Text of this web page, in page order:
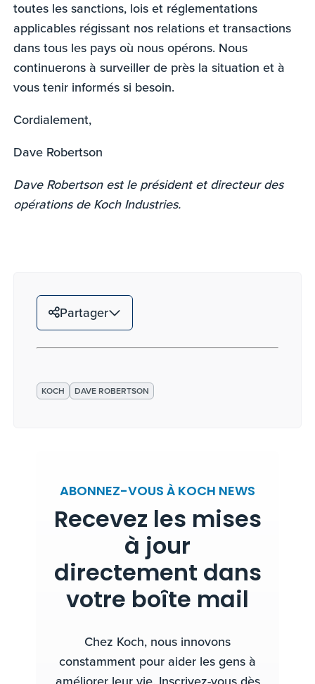
toutes les sanctions, lois et réglementations
applicables régissant nos relations et transactions
dans tous les pays où nous opérons. Nous
continuerons à surveiller de près la situation et à
vous tenir informés si besoin.
Cordialement,
Dave Robertson
Dave Robertson est le président et directeur des
opérations de Koch Industries.
Partager
KOCH DAVE ROBERTSON
ABONNEZ-VOUS À KOCH NEWS
Recevez les mises
à jour
directement dans
votre boîte mail
Chez Koch, nous innovons
constamment pour aider les gens à